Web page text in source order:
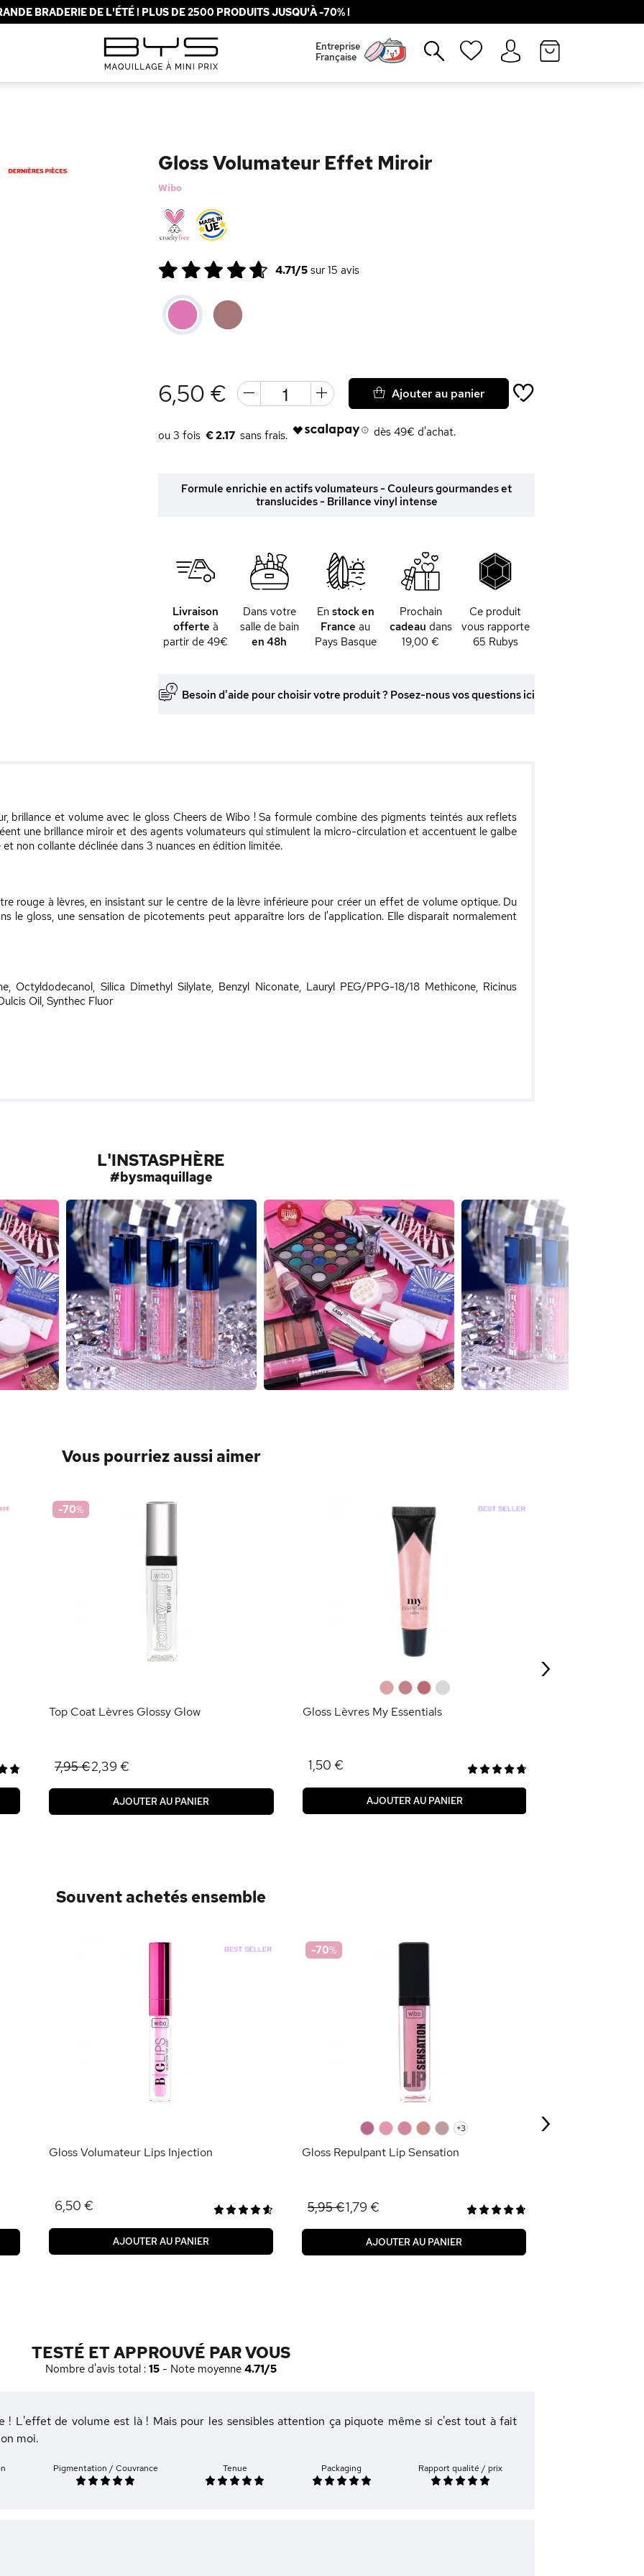
BRADERIE DE L'ÉTÉ ! PLUS DE 2500 PRODUITS JUSQU'À -70% !
Entreprise
Française
Gloss Volumateur Effet Miroir
Wibo
4.71/5sur 15 avis
6,50 €
€ 2.17 dès 49€ d'achat.
Ajouter au panier
Formule enrichie en actifs volumateurs - Couleurs gourmandes et
translucides - Brillance vinyl intense
Livraison
offerte à
partir de 49€
Dans votre
salle de bain
en 48h
En stock en
France au
Pays Basque
Prochain
cadeau dans
19,00 €
Ce produit
vous rapporte
65 Rubys
Besoin d'aide pour choisir votre produit ? Posez-nous vos questions ici
brillance et volume avec le gloss Cheers de Wibo ! Sa formule combine des pigments teintés aux reflets
une brillance miroir et des agents volumateurs qui stimulent la micro-circulation et accentuent le galbe
non collante déclinée dans 3 nuances en édition limitée.
rouge à lèvres, en insistant sur le centre de la lèvre inférieure pour créer un effet de volume optique. Du
le gloss, une sensation de picotements peut apparaître lors de l'application. Elle disparait normalement
Octyldodecanol, Silica Dimethyl Silylate, Benzyl Niconate, Lauryl PEG/PPG-18/18 Methicone, Ricinus
Oil, Synthec Fluor
L'INSTASPHÈRE
#bysmaquillage
Vous pourriez aussi aimer
-70%
Top Coat Lèvres Glossy Glow
7,95 €2,39 €
AJOUTER AU PANIER
Gloss Lèvres My Essentials
1,50 €
AJOUTER AU PANIER
›
Souvent achetés ensemble
Gloss Volumateur Lips Injection
6,50 €
AJOUTER AU PANIER
-70%
+3
Gloss Repulpant Lip Sensation
5,95 €1,79 €
AJOUTER AU PANIER
›
TESTÉ ET APPROUVÉ PAR VOUS
Nombre d'avis total : 15 - Note moyenne 4.71/5
! L'effet de volume est là ! Mais pour les sensibles attention ça piquote même si c'est tout à fait
moi.
Pigmentation / Couvrance Tenue Packaging Rapport qualité / prix